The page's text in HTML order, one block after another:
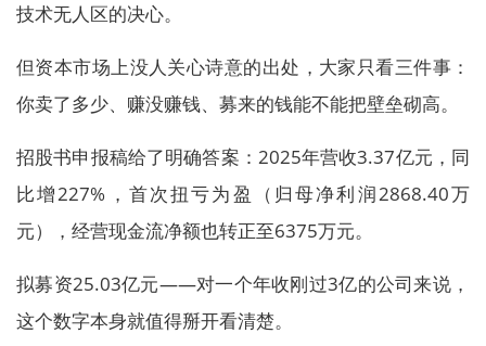
技术无人区的决心。
但资本市场上没人关心诗意的出处，大家只看三件事：
你卖了多少、赚没赚钱、募来的钱能不能把壁垒砌高。
招股书申报稿给了明确答案：2025年营收3.37亿元，同
比增227%，首次扭亏为盈（归母净利润2868.40万
元），经营现金流净额也转正至6375万元。
拟募资25.03亿元——对一个年收刚过3亿的公司来说，
这个数字本身就值得掰开看清楚。